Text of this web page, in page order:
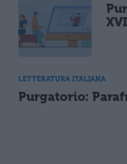
LETTERATURA ITALIANA
Purgatorio: